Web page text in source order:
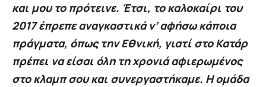
και μου το πρότεινε. Έτσι, το καλοκαίρι του
2017 έπρεπε αναγκαστικά ν’ αφήσω κάποια
πράγματα, όπως την Εθνική, γιατί στο Κατάρ
πρέπει να είσαι όλη τη χρονιά αφιερωμένος
στο κλαμπ σου και συνεργαστήκαμε. Η ομάδα